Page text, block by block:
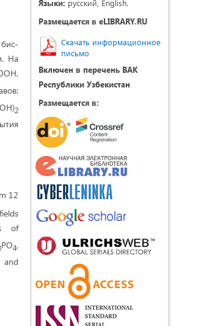
На
2
12
of
PO4,
Языки: русский, English.
Размещается в eLIBRARY.RU
Скачать информационное
письмо
Включен в перечень ВАК
Республики Узбекистан
Размещается в: